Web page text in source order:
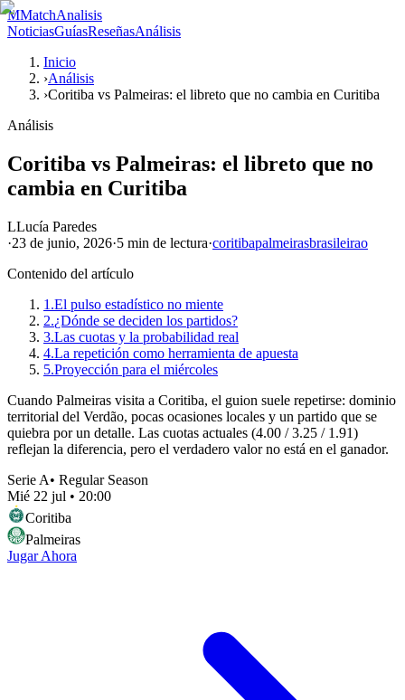
MMatchAnalisis
NoticiasGuíasReseñasAnálisis
Inicio
›Análisis
›Coritiba vs Palmeiras: el libreto que no cambia en Curitiba
Análisis
Coritiba vs Palmeiras: el libreto que no
cambia en Curitiba
LLucía Paredes
·23 de junio, 2026·5 min de lectura·coritibapalmeirasbrasileirao
Contenido del artículo
1.El pulso estadístico no miente
2.¿Dónde se deciden los partidos?
3.Las cuotas y la probabilidad real
4.La repetición como herramienta de apuesta
5.Proyección para el miércoles
Cuando Palmeiras visita a Coritiba, el guion suele repetirse: dominio
territorial del Verdão, pocas ocasiones locales y un partido que se
quiebra por un detalle. Las cuotas actuales (4.00 / 3.25 / 1.91)
reflejan la diferencia, pero el verdadero valor no está en el ganador.
Serie A• Regular Season
Mié 22 jul • 20:00
Coritiba
Palmeiras
Jugar Ahora